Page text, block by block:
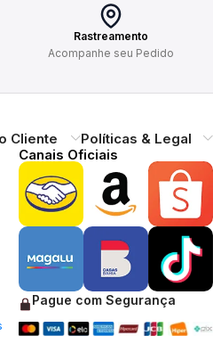
Rastreamento
Acompanhe seu Pedido
Cliente Políticas & Legal
Canais Oficiais
Pague com Segurança